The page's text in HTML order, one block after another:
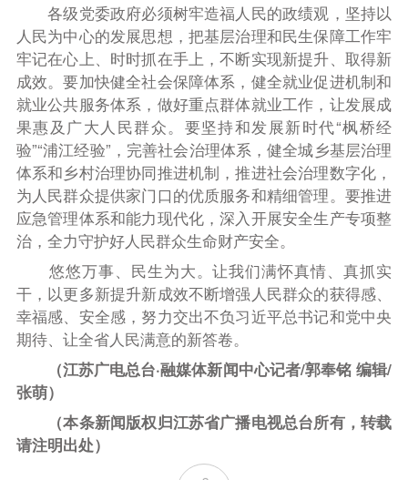
各级党委政府必须树牢造福人民的政绩观，坚持以
人民为中心的发展思想，把基层治理和民生保障工作牢
牢记在心上、时时抓在手上，不断实现新提升、取得新
成效。要加快健全社会保障体系，健全就业促进机制和
就业公共服务体系，做好重点群体就业工作，让发展成
果惠及广大人民群众。要坚持和发展新时代“枫桥经
验”“浦江经验”，完善社会治理体系，健全城乡基层治理
体系和乡村治理协同推进机制，推进社会治理数字化，
为人民群众提供家门口的优质服务和精细管理。要推进
应急管理体系和能力现代化，深入开展安全生产专项整
治，全力守护好人民群众生命财产安全。
悠悠万事、民生为大。让我们满怀真情、真抓实
干，以更多新提升新成效不断增强人民群众的获得感、
幸福感、安全感，努力交出不负习近平总书记和党中央
期待、让全省人民满意的新答卷。
（江苏广电总台·融媒体新闻中心记者/郭奉铭 编辑/
张萌）
（本条新闻版权归江苏省广播电视总台所有，转载
请注明出处）